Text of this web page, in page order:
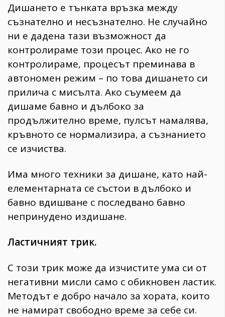
Дишането е тънката връзка между
съзнателно и несъзнателно. Не случайно
ни е дадена тази възможност да
контролираме този процес. Ако не го
контролираме, процесът преминава в
автономен режим – по това дишането си
прилича с мисълта. Ако съумеем да
дишаме бавно и дълбоко за
продължително време, пулсът намалява,
кръвното се нормализира, а съзнанието
се изчиства.
Има много техники за дишане, като най-
елементарната се състои в дълбоко и
бавно вдишване с последвано бавно
непринудено издишане.
Ластичният трик.
С този трик може да изчистите ума си от
негативни мисли само с обикновен ластик.
Методът е добро начало за хората, които
не намират свободно време за себе си.